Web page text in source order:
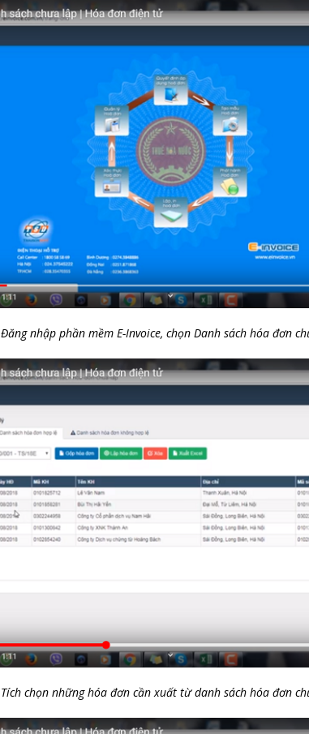
Đăng nhập phần mềm E-Invoice, chọn Danh sách hóa đơn
Tích chọn những hóa đơn cần xuất từ danh sách hóa đơn